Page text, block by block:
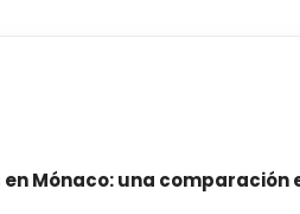
Mónaco: una comparación